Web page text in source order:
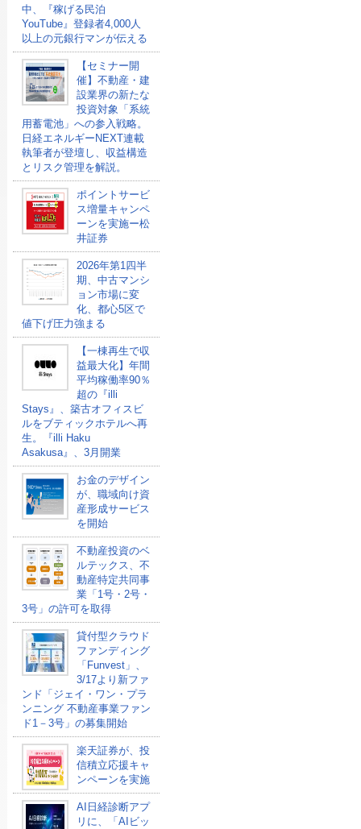
中、『稼げる民泊
YouTube』登録者4,000人
以上の元銀行マンが伝える
【セミナー開
催】不動産・建
設業界の新たな
投資対象「系統
用蓄電池」への参入戦略。
日経エネルギーNEXT連載
執筆者が登壇し、収益構造
とリスク管理を解説。
ポイントサービ
ス増量キャンペ
ーンを実施ー松
井証券
2026年第1四半
期、中古マンシ
ョン市場に変
化、都心5区で
値下げ圧力強まる
【一棟再生で収
益最大化】年間
平均稼働率90％
超の『illi
Stays』、築古オフィスビ
ルをブティックホテルへ再
生。『illi Haku
Asakusa』、3月開業
お金のデザイン
が、職域向け資
産形成サービス
を開始
不動産投資のベ
ルテックス、不
動産特定共同事
業「1号・2号・
3号」の許可を取得
貸付型クラウド
ファンディング
「Funvest」、
3/17より新ファ
ンド「ジェイ・ワン・プラ
ンニング 不動産事業ファン
ド1－3号」の募集開始
楽天証券が、投
信積立応援キャ
ンペーンを実施
AI日経診断アプ
リに、「AIビッ